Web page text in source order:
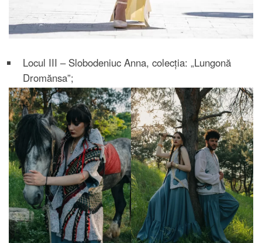
Locul III – Slobodeniuc Anna, colecția: „Lungonă
Dromănsa”;